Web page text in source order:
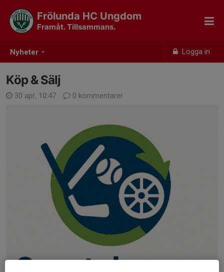
Nyheter Logga in
Frölunda HC Ungdom
Framåt. Tillsammans.
Köp & Sälj
30 apr, 10:47 0 kommentarer